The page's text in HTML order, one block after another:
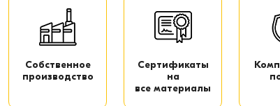
Собственное
производство
Сертификаты
на
все материалы